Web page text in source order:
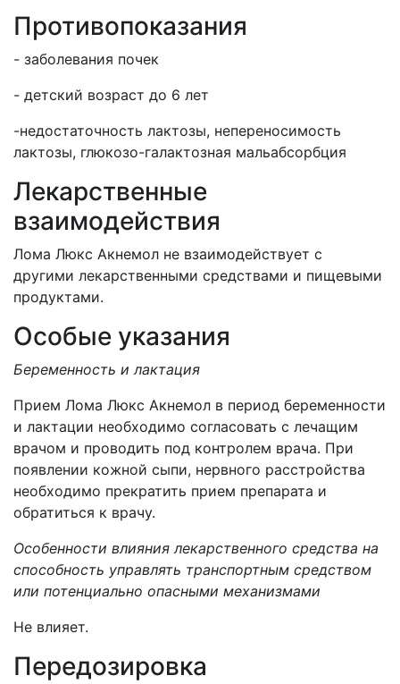
Противопоказания
- заболевания почек
- детский возраст до 6 лет
-недостаточность лактозы, непереносимость
лактозы, глюкозо-галактозная мальабсорбция
Лекарственные
взаимодействия
Лома Люкс Акнемол не взаимодействует с
другими лекарственными средствами и пищевыми
продуктами.
Особые указания
Беременность и лактация
Прием Лома Люкс Акнемол в период беременности
и лактации необходимо согласовать с лечащим
врачом и проводить под контролем врача. При
появлении кожной сыпи, нервного расстройства
необходимо прекратить прием препарата и
обратиться к врачу.
Особенности влияния лекарственного средства на
способность управлять транспортным средством
или потенциально опасными механизмами
Не влияет.
Передозировка